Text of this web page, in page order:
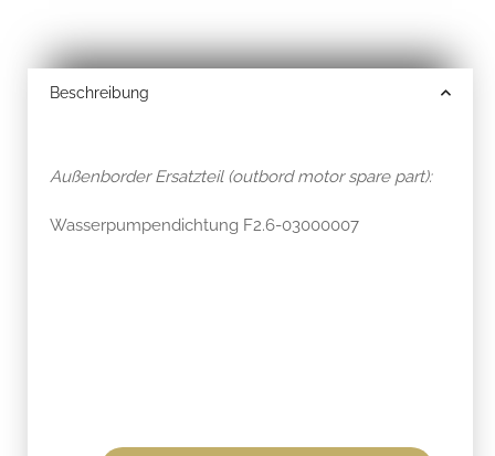
Beschreibung
Außenborder Ersatzteil (outbord motor spare part):
Wasserpumpendichtung F2.6-03000007